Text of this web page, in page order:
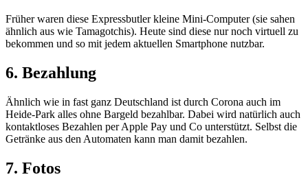
Früher waren diese Expressbutler kleine Mini-Computer (sie sahen
ähnlich aus wie Tamagotchis). Heute sind diese nur noch virtuell zu
bekommen und so mit jedem aktuellen Smartphone nutzbar.
6. Bezahlung
Ähnlich wie in fast ganz Deutschland ist durch Corona auch im
Heide-Park alles ohne Bargeld bezahlbar. Dabei wird natürlich auch
kontaktloses Bezahlen per Apple Pay und Co unterstützt. Selbst die
Getränke aus den Automaten kann man damit bezahlen.
7. Fotos